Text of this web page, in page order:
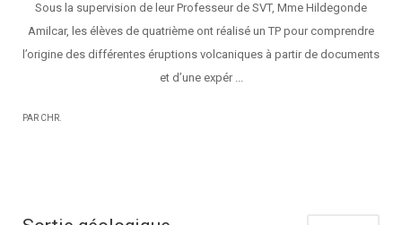
Sous la supervision de leur Professeur de SVT, Mme Hildegonde
Amilcar, les élèves de quatrième ont réalisé un TP pour comprendre
l’origine des différentes éruptions volcaniques à partir de documents
et d’une expér ...
PAR CHR.